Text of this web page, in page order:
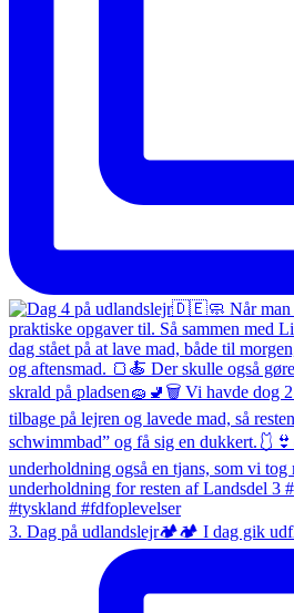
3. Dag på udlandslejr🏕️🏕️ I dag gik